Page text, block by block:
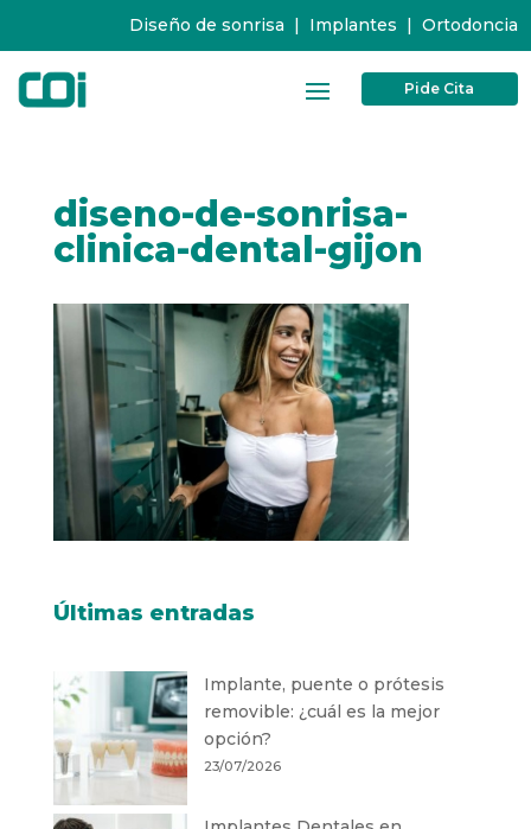
Diseño de sonrisa | Implantes | Ortodoncia
Pide Cita
diseno-de-sonrisa-
clinica-dental-gijon
Últimas entradas
Implante, puente o prótesis
removible: ¿cuál es la mejor
opción?
23/07/2026